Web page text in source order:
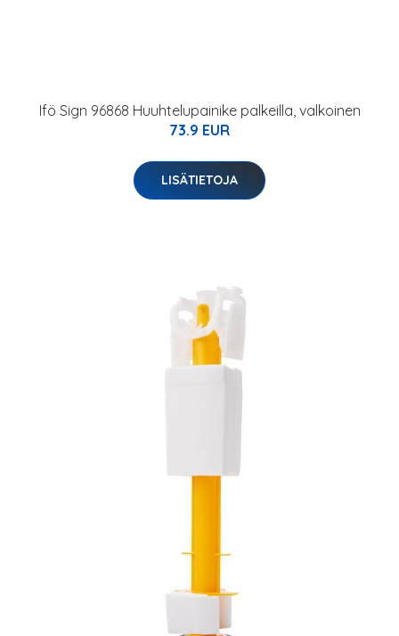
Ifö Sign 96868 Huuhtelupainike palkeilla, valkoinen
73.9 EUR
LISÄTIETOJA